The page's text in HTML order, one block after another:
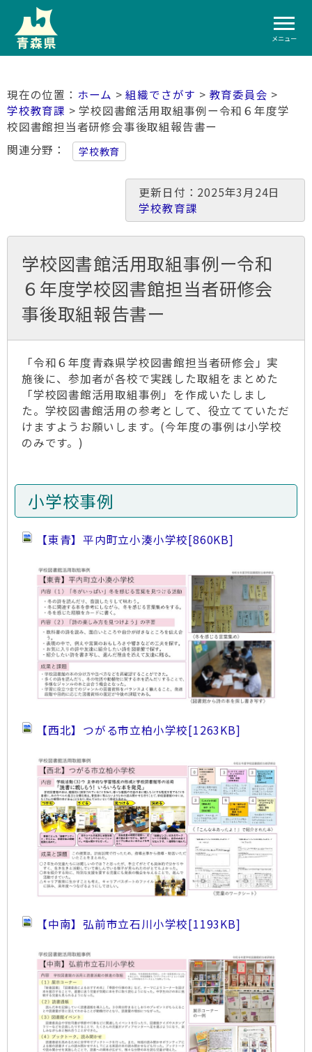
メニュー
ホーム >組織でさがす > 教育委員会 >
学校教育課 > 学校図書館活用取組事例ー令和６年度学
校図書館担当者研修会事後取組報告書ー
関連分野
学校教育
更新日付：2025年3月24日
学校教育課
学校図書館活用取組事例ー令和
６年度学校図書館担当者研修会
事後取組報告書ー
「令和６年度青森県学校図書館担当者研修会」実
施後に、参加者が各校で実践した取組をまとめた
「学校図書館活用取組事例」を作成いたしまし
た。学校図書館活用の参考として、役立てていただ
けますようお願いします。(今年度の事例は小学校
のみです。)
小学校事例
【東青】平内町立小湊小学校[860KB]
【西北】つがる市立柏小学校[1263KB]
【中南】弘前市立石川小学校[1193KB]